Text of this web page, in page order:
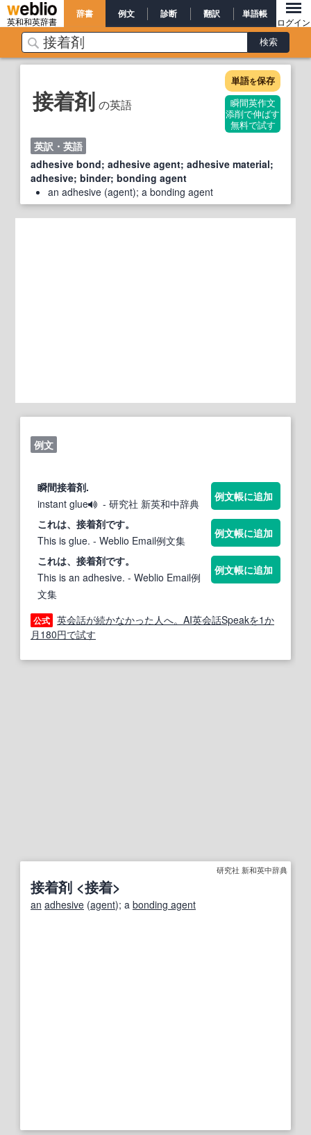
英和和英辞書
辞書 例文 診断 翻訳 単語帳
ログイン
接着剤 の英語
単語を保存
瞬間英作文
添削で伸ばす
無料で試す
英訳・英語
adhesive bond; adhesive agent; adhesive material;
adhesive; binder; bonding agent
an adhesive (agent); a bonding agent
例文
瞬間接着剤.
instant glue
- 研究社 新英和中辞典
例文帳に追加
これは、 接着剤です。
This is glue. - Weblio Email例文集
例文帳に追加
これは、 接着剤です。
This is an adhesive. - Weblio Email例
文集
例文帳に追加
公式 英会話が続かなかった人へ。AI英会話Speakを1か
月180円で試す
研究社 新和英中辞典
接着剤 <接着>
an adhesive (agent); a bonding agent